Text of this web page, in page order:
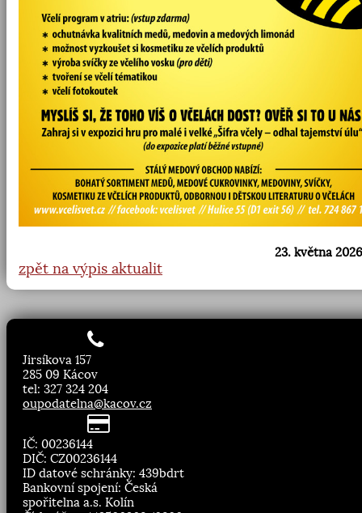
23. května
zpět na výpis aktualit
Jirsíkova 157
285 09 Kácov
tel: 327 324 204
oupodatelna@kacov.cz
IČ: 00236144
DIČ: CZ00236144
ID datové schránky: 439bdrt
Bankovní spojení: Česká
spořitelna a.s. Kolín